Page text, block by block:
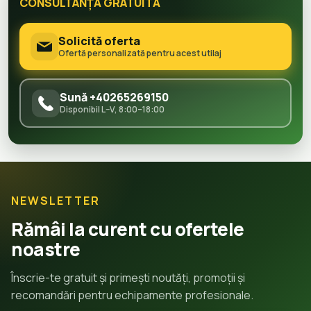
Solicită oferta
Ofertă personalizată pentru acest utilaj
Sună +40265269150
Disponibil L–V, 8:00–18:00
NEWSLETTER
Rămâi la curent cu ofertele
noastre
Înscrie-te gratuit și primești noutăți, promoții și
recomandări pentru echipamente profesionale.